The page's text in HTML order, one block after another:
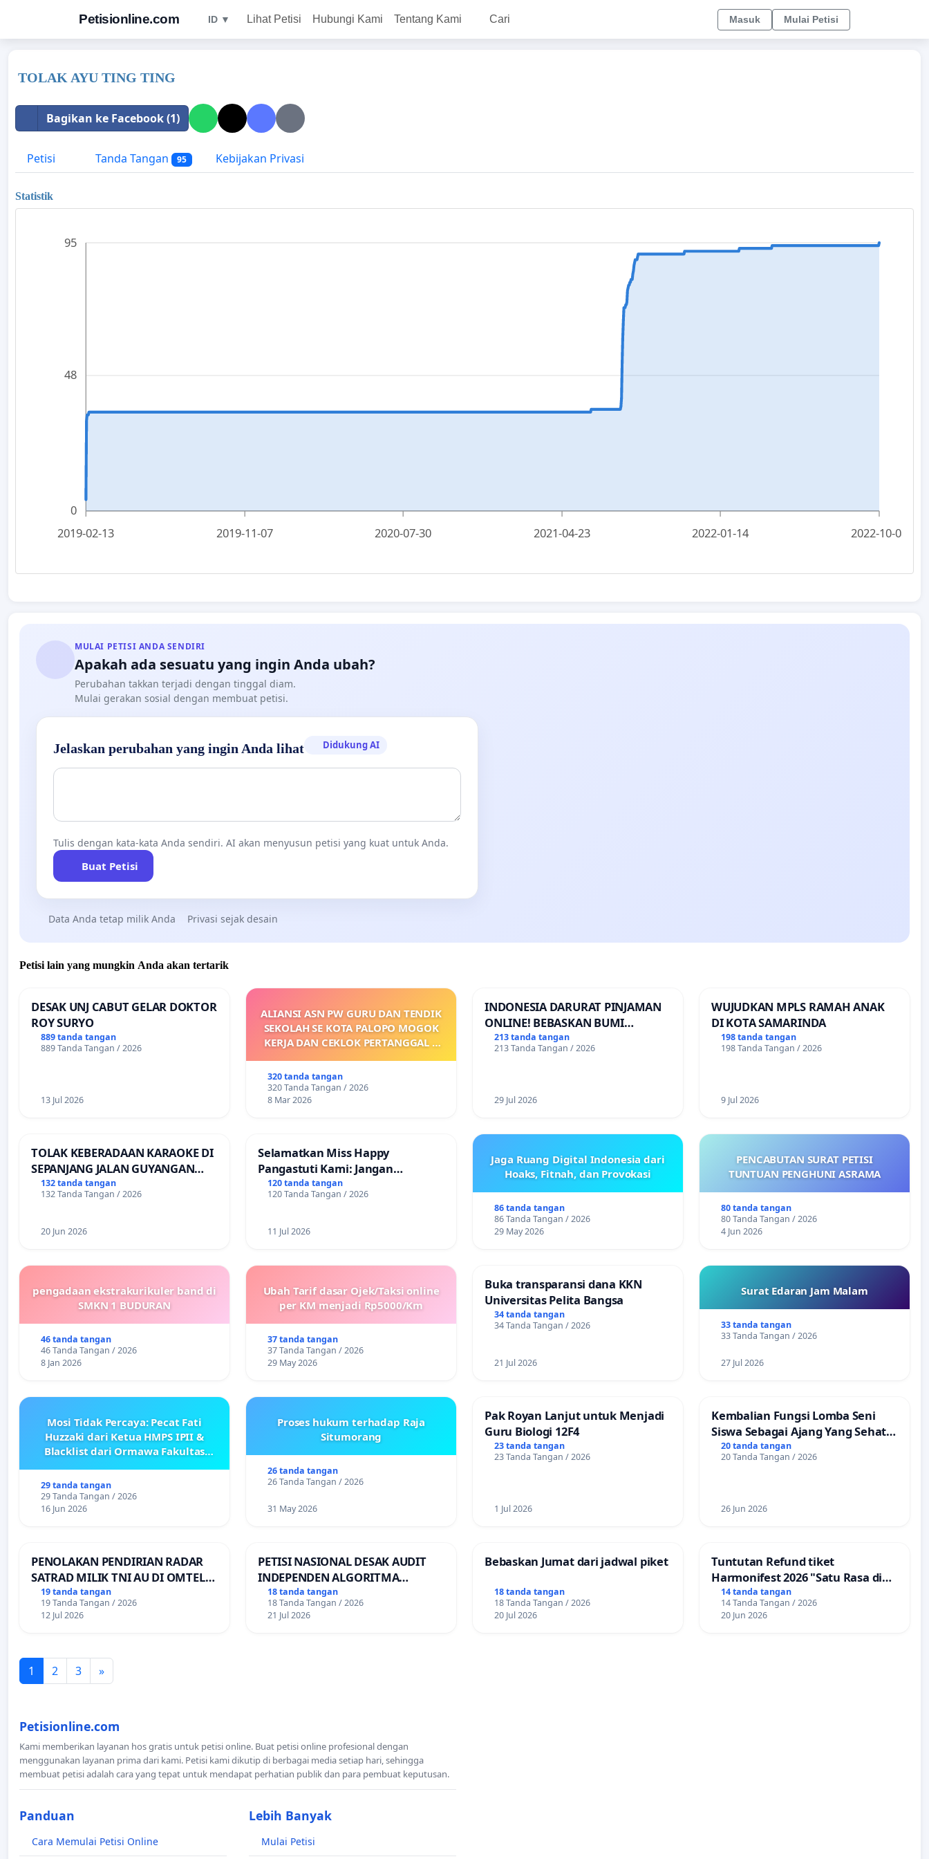
Petisionline.com ID ▼ Lihat Petisi Hubungi Kami Tentang Kami Cari Masuk Mulai Petisi
TOLAK AYU TING TING
Bagikan ke Facebook (1)
Petisi Tanda Tangan 95 Kebijakan Privasi
Statistik
0
48
95
2019-02-13 2019-11-07 2020-07-30 2021-04-23 2022-01-14 2022-10-08
MULAI PETISI ANDA SENDIRI
Apakah ada sesuatu yang ingin Anda ubah?
Perubahan takkan terjadi dengan tinggal diam.
Mulai gerakan sosial dengan membuat petisi.
Jelaskan perubahan yang ingin Anda lihat Didukung AI
Tulis dengan kata-kata Anda sendiri. AI akan menyusun petisi yang kuat untuk Anda.
Buat Petisi
Data Anda tetap milik Anda Privasi sejak desain
Petisi lain yang mungkin Anda akan tertarik
DESAK UNJ CABUT GELAR DOKTOR
ROY SURYO
889 tanda tangan
889 Tanda Tangan / 2026
13 Jul 2026
ALIANSI ASN PW GURU DAN TENDIK
SEKOLAH SE KOTA PALOPO MOGOK
KERJA DAN CEKLOK PERTANGGAL 9
DIKELUARKANNYA SK KONTRAK
UPAH DAN KEJELASAN SUMBER GAJI
320 tanda tangan
320 Tanda Tangan / 2026
8 Mar 2026
INDONESIA DARURAT PINJAMAN
ONLINE! BEBASKAN BUMI
PERTIWI DARI TEROR PINJAMAN
ONLINE! TUTUP PINJOL!
213 tanda tangan
213 Tanda Tangan / 2026
29 Jul 2026
WUJUDKAN MPLS RAMAH ANAK
DI KOTA SAMARINDA
198 tanda tangan
198 Tanda Tangan / 2026
9 Jul 2026
TOLAK KEBERADAAN KARAOKE DI
SEPANJANG JALAN GUYANGAN
(Trangkil) - JETAK (Wedarijaksa)
Kab. PATI
132 tanda tangan
132 Tanda Tangan / 2026
20 Jun 2026
Selamatkan Miss Happy
Pangastuti Kami: Jangan
Putuskan Pengabdian yang Telah
Teruji
120 tanda tangan
120 Tanda Tangan / 2026
11 Jul 2026
Jaga Ruang Digital Indonesia dari
Hoaks, Fitnah, dan Provokasi
86 tanda tangan
86 Tanda Tangan / 2026
29 May 2026
PENCABUTAN SURAT PETISI
TUNTUAN PENGHUNI ASRAMA
80 tanda tangan
80 Tanda Tangan / 2026
4 Jun 2026
pengadaan ekstrakurikuler band di
SMKN 1 BUDURAN
46 tanda tangan
46 Tanda Tangan / 2026
8 Jan 2026
Ubah Tarif dasar Ojek/Taksi online
per KM menjadi Rp5000/Km
37 tanda tangan
37 Tanda Tangan / 2026
29 May 2026
Buka transparansi dana KKN
Universitas Pelita Bangsa
34 tanda tangan
34 Tanda Tangan / 2026
21 Jul 2026
Surat Edaran Jam Malam
33 tanda tangan
33 Tanda Tangan / 2026
27 Jul 2026
Mosi Tidak Percaya: Pecat Fati
Huzzaki dari Ketua HMPS IPII &
Blacklist dari Ormawa Fakultas
29 tanda tangan
29 Tanda Tangan / 2026
16 Jun 2026
Proses hukum terhadap Raja
Situmorang
26 tanda tangan
26 Tanda Tangan / 2026
31 May 2026
Pak Royan Lanjut untuk Menjadi
Guru Biologi 12F4
23 tanda tangan
23 Tanda Tangan / 2026
1 Jul 2026
Kembalian Fungsi Lomba Seni
Siswa Sebagai Ajang Yang Sehat
Tanpa Tindakan Provokatif
20 tanda tangan
20 Tanda Tangan / 2026
26 Jun 2026
PENOLAKAN PENDIRIAN RADAR
SATRAD MILIK TNI AU DI OMTEL
KECAMATAN ALOR BARAT LAUT,
KABUPATEN ALOR
19 tanda tangan
19 Tanda Tangan / 2026
12 Jul 2026
PETISI NASIONAL DESAK AUDIT
INDEPENDEN ALGORITMA
PEMBAGIAN ORDER
TRANSPORTASI ONLINE
18 tanda tangan
18 Tanda Tangan / 2026
21 Jul 2026
Bebaskan Jumat dari jadwal piket
18 tanda tangan
18 Tanda Tangan / 2026
20 Jul 2026
Tuntutan Refund tiket
Harmonifest 2026 "Satu Rasa di
Sudut Kota", Kuningan,
Jawabarat
14 tanda tangan
14 Tanda Tangan / 2026
20 Jun 2026
1 2 3 »
Petisionline.com
Kami memberikan layanan hos gratis untuk petisi online. Buat petisi online profesional dengan
menggunakan layanan prima dari kami. Petisi kami dikutip di berbagai media setiap hari, sehingga
membuat petisi adalah cara yang tepat untuk mendapat perhatian publik dan para pembuat keputusan.
Panduan
Cara Memulai Petisi Online
Lebih Banyak
Mulai Petisi